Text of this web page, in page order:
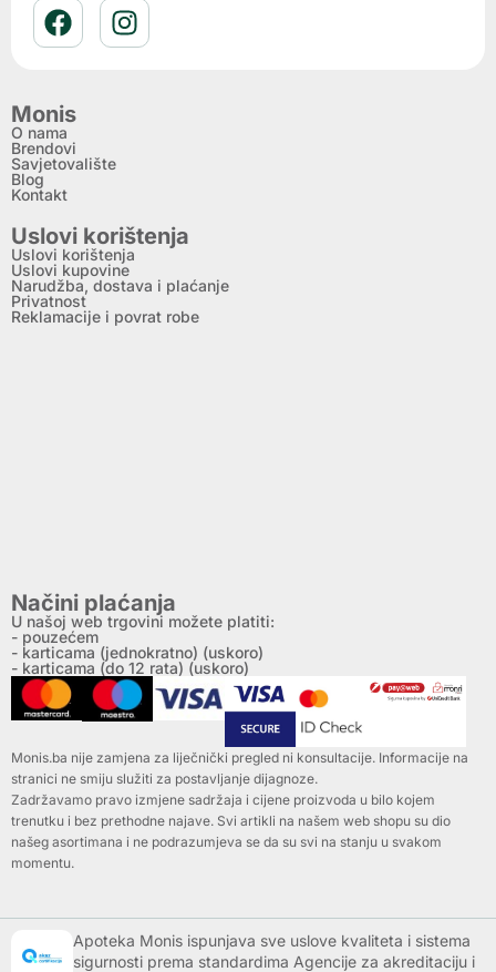
Monis
O nama
Brendovi
Savjetovalište
Blog
Kontakt
Uslovi korištenja
Uslovi korištenja
Uslovi kupovine
Narudžba, dostava i plaćanje
Privatnost
Reklamacije i povrat robe
Načini plaćanja
U našoj web trgovini možete platiti:
- pouzećem
- karticama (jednokratno) (uskoro)
- karticama (do 12 rata) (uskoro)
Monis.ba nije zamjena za liječnički pregled ni konsultacije. Informacije na
stranici ne smiju služiti za postavljanje dijagnoze.
Zadržavamo pravo izmjene sadržaja i cijene proizvoda u bilo kojem
trenutku i bez prethodne najave. Svi artikli na našem web shopu su dio
našeg asortimana i ne podrazumjeva se da su svi na stanju u svakom
momentu.
Apoteka Monis ispunjava sve uslove kvaliteta i sistema
sigurnosti prema standardima Agencije za akreditaciju i